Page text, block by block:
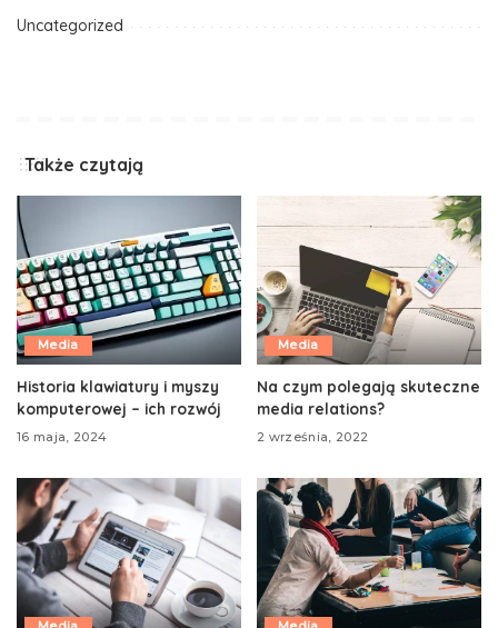
Uncategorized
Także czytają
Media
Historia klawiatury i myszy
komputerowej – ich rozwój
16 maja, 2024
Media
Na czym polegają skuteczne
media relations?
2 września, 2022